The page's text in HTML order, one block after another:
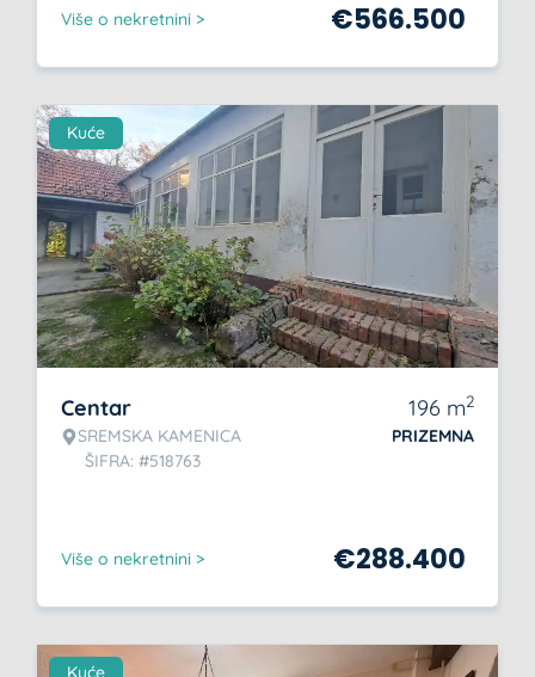
Više o nekretnini > €566.500
Kuće
Centar
SREMSKA KAMENICA
ŠIFRA: #518763
196 m2
PRIZEMNA
Više o nekretnini > €288.400
Kuće